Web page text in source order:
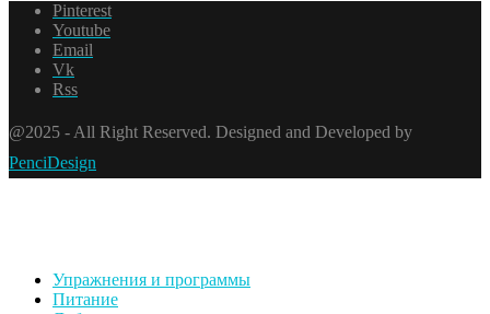
Pinterest
Youtube
Email
Vk
Rss
@2025 - All Right Reserved. Designed and Developed by
PenciDesign
Упражнения и программы
Питание